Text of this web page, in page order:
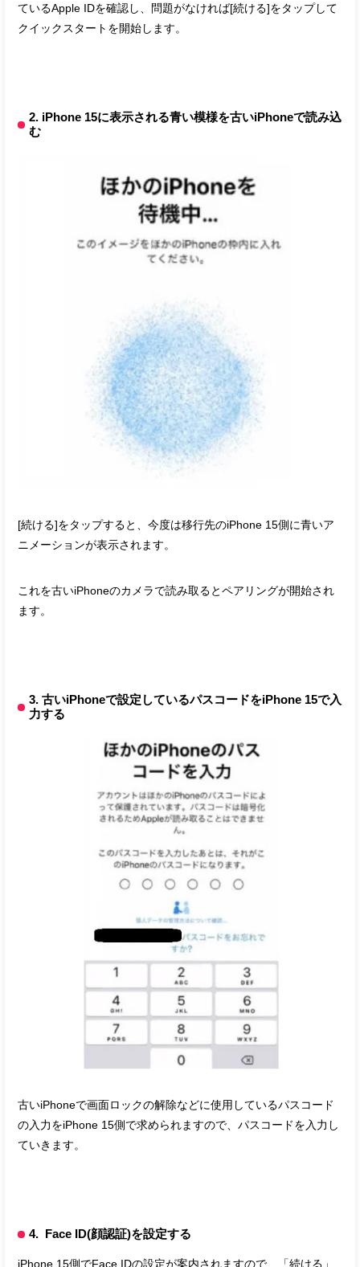
ているApple IDを確認し、問題がなければ[続ける]をタップして
クイックスタートを開始します。
2. iPhone 15に表示される青い模様を古いiPhoneで読み込
む
[続ける]をタップすると、今度は移行先のiPhone 15側に青いア
ニメーションが表示されます。
これを古いiPhoneのカメラで読み取るとペアリングが開始され
ます。
3. 古いiPhoneで設定しているパスコードをiPhone 15で入
力する
古いiPhoneで画面ロックの解除などに使用しているパスコード
の入力をiPhone 15側で求められますので、パスコードを入力し
ていきます。
4. Face ID(顔認証)を設定する
iPhone 15側でFace IDの設定が案内されますので、「続ける」